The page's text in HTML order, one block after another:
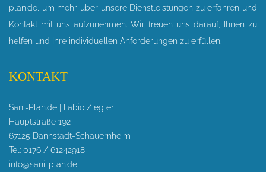
plan.de, um mehr über unsere Dienstleistungen zu erfahren und
Kontakt mit uns aufzunehmen. Wir freuen uns darauf, Ihnen zu
helfen und Ihre individuellen Anforderungen zu erfüllen.
KONTAKT
Sani-Plan.de | Fabio Ziegler
Hauptstraße 192
67125 Dannstadt-Schauernheim
Tel: 0176 / 61242918
info@sani-plan.de